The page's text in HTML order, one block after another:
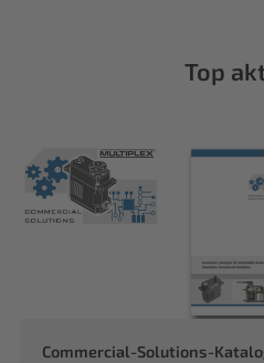
Top
Commercial-Solutions-